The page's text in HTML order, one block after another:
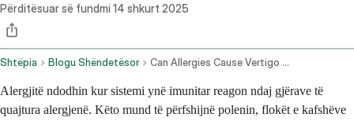
Përditësuar së fundmi 14 shkurt 2025
Shtëpia Blogu Shëndetësor Can Allergies Cause Vertigo And Cough
Alergjitë ndodhin kur sistemi ynë imunitar reagon ndaj gjërave të
quajtura alergjenë. Këto mund të përfshijnë polenin, flokët e kafshëve